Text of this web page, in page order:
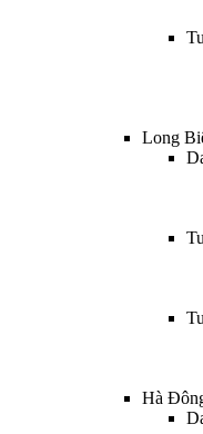
Long
Hà